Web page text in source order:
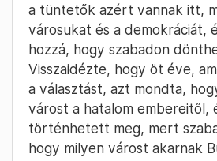
a tüntetők azért vannak itt,
városukat és a demokráciát,
hozzá, hogy szabadon
Visszaidézte, hogy öt éve,
a választást, azt mondta,
várost a hatalom embereitől,
történhetett meg, mert
hogy milyen várost akarnak